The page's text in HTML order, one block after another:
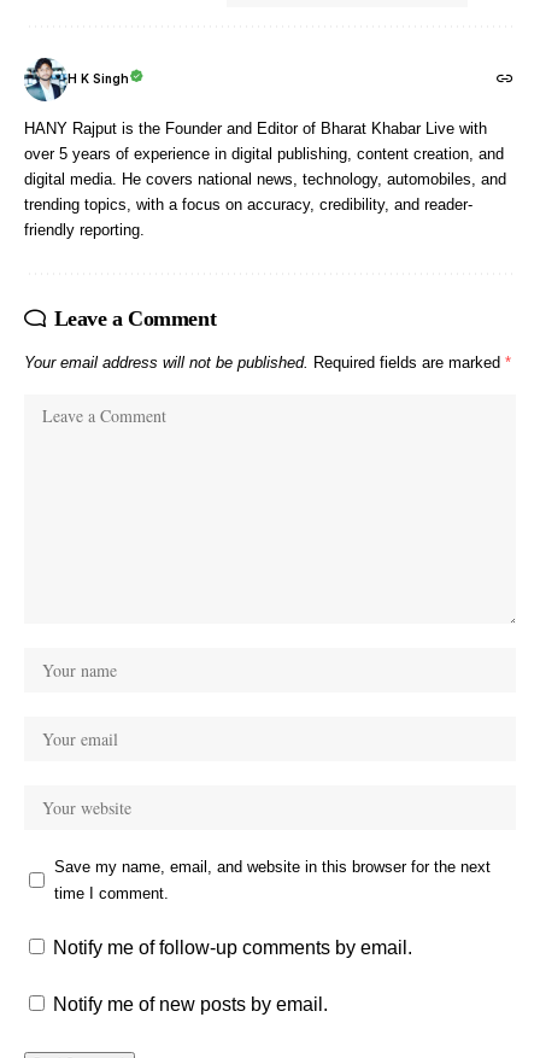
H K Singh
HANY Rajput is the Founder and Editor of Bharat Khabar Live with
over 5 years of experience in digital publishing, content creation, and
digital media. He covers national news, technology, automobiles, and
trending topics, with a focus on accuracy, credibility, and reader-
friendly reporting.
Leave a Comment
Your email address will not be published. Required fields are marked *
Save my name, email, and website in this browser for the next
time I comment.
Notify me of follow-up comments by email.
Notify me of new posts by email.